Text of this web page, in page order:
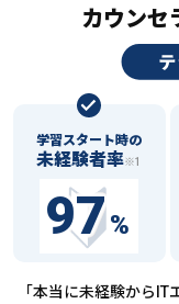
カウンセ
学習スタート時の
未経験者率※1
97%
「本当に未経験から